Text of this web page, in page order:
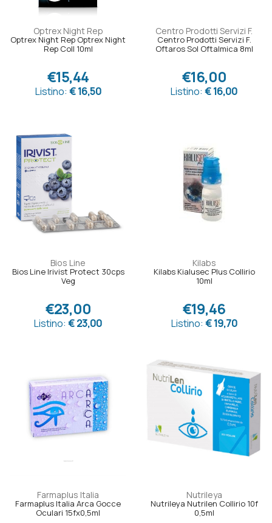
Optrex Night Rep
Optrex Night Rep Optrex Night
Rep Coll 10ml
€15,44
Listino: € 16,50
Centro Prodotti Servizi F.
Centro Prodotti Servizi F.
Oftaros Sol Oftalmica 8ml
€16,00
Listino: € 16,00
Bios Line
Bios Line Irivist Protect 30cps
Veg
€23,00
Listino: € 23,00
Kilabs
Kilabs Kialusec Plus Collirio
10ml
€19,46
Listino: € 19,70
Farmaplus Italia
Farmaplus Italia Arca Gocce
Oculari 15fx0,5ml
Nutrileya
Nutrileya Nutrilen Collirio 10f
0,5ml